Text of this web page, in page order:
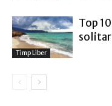
Timp Liber
Top